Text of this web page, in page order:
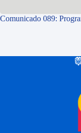
Comunicado 089: